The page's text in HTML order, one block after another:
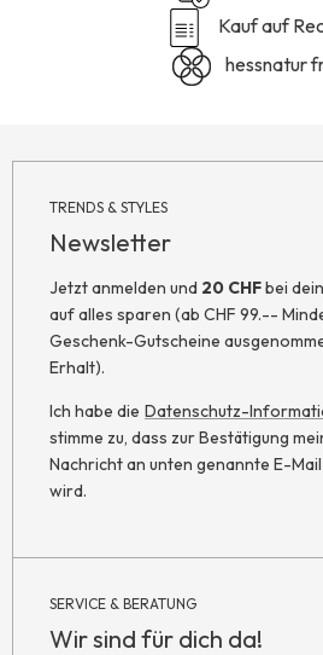
Kauf auf
hessnatur
TRENDS & STYLES
Newsletter
Jetzt anmelden und 20 CHFbei
auf alles sparen (ab CHF 99.--
Geschenk-Gutscheine
Erhalt).
Ich habe die Datenschutz-
stimme zu, dass zur Bestätigung
Nachricht an unten genannte E-
wird.
SERVICE & BERATUNG
Wir sind für dich da!